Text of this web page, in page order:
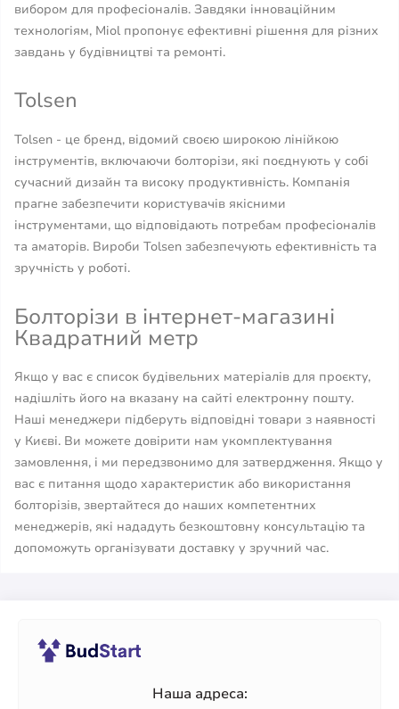
вибором для професіоналів. Завдяки інноваційним
технологіям, Miol пропонує ефективні рішення для різних
завдань у будівництві та ремонті.
Tolsen
Tolsen - це бренд, відомий своєю широкою лінійкою
інструментів, включаючи болторізи, які поєднують у собі
сучасний дизайн та високу продуктивність. Компанія
прагне забезпечити користувачів якісними
інструментами, що відповідають потребам професіоналів
та аматорів. Вироби Tolsen забезпечують ефективність та
зручність у роботі.
Болторізи в інтернет-магазині
Квадратний метр
Якщо у вас є список будівельних матеріалів для проєкту,
надішліть його на вказану на сайті електронну пошту.
Наші менеджери підберуть відповідні товари з наявності
у Києві. Ви можете довірити нам укомплектування
замовлення, і ми передзвонимо для затвердження. Якщо у
вас є питання щодо характеристик або використання
болторізів, звертайтеся до наших компетентних
менеджерів, які нададуть безкоштовну консультацію та
допоможуть організувати доставку у зручний час.
Наша адреса: